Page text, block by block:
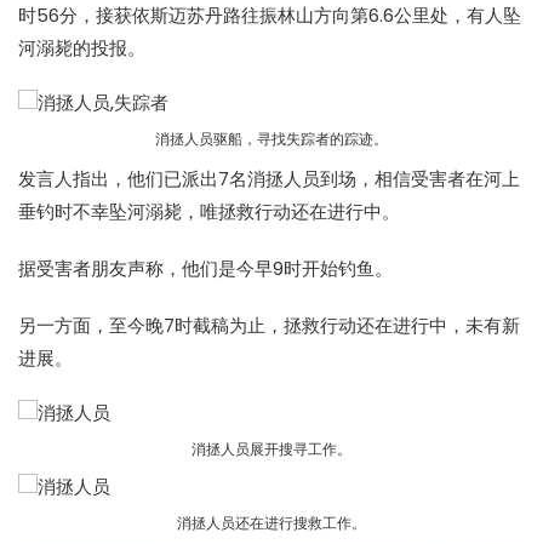
时56分，接获依斯迈苏丹路往振林山方向第6.6公里处，有人坠
河溺毙的投报。
消拯人员驱船，寻找失踪者的踪迹。
发言人指出，他们已派出7名消拯人员到场，相信受害者在河上
垂钓时不幸坠河溺毙，唯拯救行动还在进行中。
据受害者朋友声称，他们是今早9时开始钓鱼。
另一方面，至今晚7时截稿为止，拯救行动还在进行中，未有新
进展。
消拯人员展开搜寻工作。
消拯人员还在进行搜救工作。